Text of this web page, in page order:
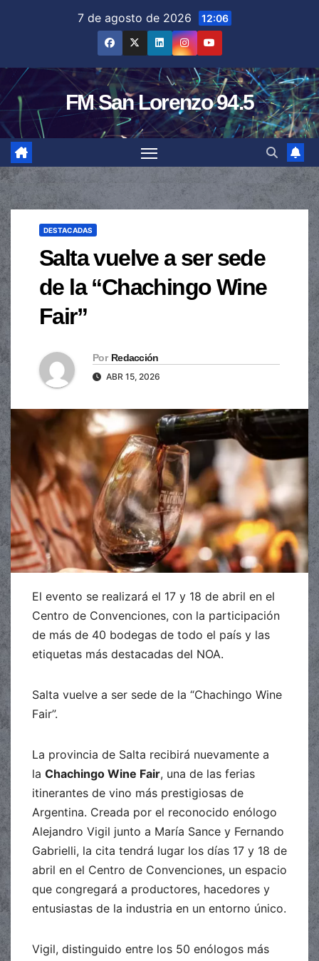
7 de agosto de 2026 12:06
FM San Lorenzo 94.5
DESTACADAS
Salta vuelve a ser sede
de la “Chachingo Wine
Fair”
Por Redacción
ABR 15, 2026
El evento se realizará el 17 y 18 de abril en el
Centro de Convenciones, con la participación
de más de 40 bodegas de todo el país y las
etiquetas más destacadas del NOA.
Salta vuelve a ser sede de la “Chachingo Wine
Fair”.
La provincia de Salta recibirá nuevamente a
la Chachingo Wine Fair, una de las ferias
itinerantes de vino más prestigiosas de
Argentina. Creada por el reconocido enólogo
Alejandro Vigil junto a María Sance y Fernando
Gabrielli, la cita tendrá lugar los días 17 y 18 de
abril en el Centro de Convenciones, un espacio
que congregará a productores, hacedores y
entusiastas de la industria en un entorno único.
Vigil, distinguido entre los 50 enólogos más